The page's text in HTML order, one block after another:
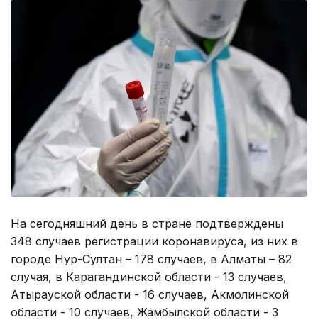
На сегодняшний день в стране подтверждены
348 случаев регистрации коронавируса, из них в
городе Нур-Султан – 178 случаев, в Алматы – 82
случая, в Карагандинской области - 13 случаев,
Атырауской области - 16 случаев, Акмолинской
области - 10 случаев, Жамбылской области - 3